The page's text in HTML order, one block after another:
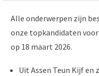
Alle onderwerpen zijn
onze topkandidaten
op 18 maart 2026.
Uit Assen Teun Kijf en